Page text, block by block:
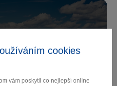
cookies
vám poskytli co nejlepší online
Vysočinu